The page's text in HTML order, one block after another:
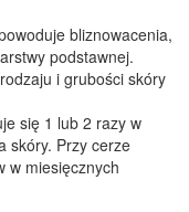
bliznowacenia,
podstawnej.
i grubości skóry
się 1 lub 2 razy w
skóry. Przy cerze
w miesięcznych